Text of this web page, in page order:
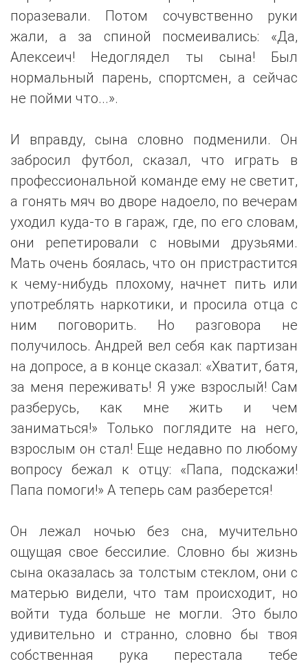
поразевали. Потом сочувственно руки
жали, а за спиной посмеивались: «Да,
Алексеич! Недоглядел ты сына! Был
нормальный парень, спортсмен, а сейчас
не пойми что...».
И вправду, сына словно подменили. Он
забросил футбол, сказал, что играть в
профессиональной команде ему не светит,
а гонять мяч во дворе надоело, по вечерам
уходил куда-то в гараж, где, по его словам,
они репетировали с новыми друзьями.
Мать очень боялась, что он пристрастится
к чему-нибудь плохому, начнет пить или
употреблять наркотики, и просила отца с
ним поговорить. Но разговора не
получилось. Андрей вел себя как партизан
на допросе, а в конце сказал: «Хватит, батя,
за меня переживать! Я уже взрослый! Сам
разберусь, как мне жить и чем
заниматься!» Только поглядите на него,
взрослым он стал! Еще недавно по любому
вопросу бежал к отцу: «Папа, подскажи!
Папа помоги!» А теперь сам разберется!
Он лежал ночью без сна, мучительно
ощущая свое бессилие. Словно бы жизнь
сына оказалась за толстым стеклом, они с
матерью видели, что там происходит, но
войти туда больше не могли. Это было
удивительно и странно, словно бы твоя
собственная рука перестала тебе